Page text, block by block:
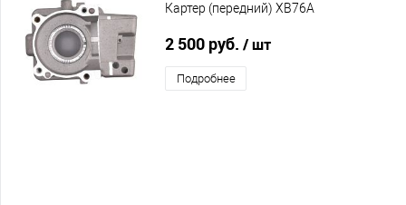
Картер (передний) XB76A
2 500 руб. / шт
Подробнее